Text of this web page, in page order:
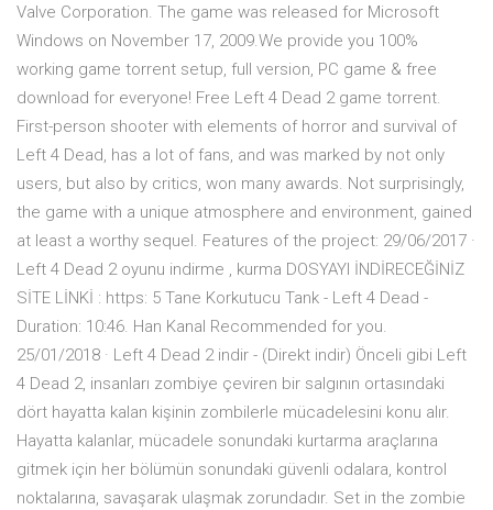
Valve Corporation. The game was released for Microsoft
Windows on November 17, 2009.We provide you 100%
working game torrent setup, full version, PC game & free
download for everyone! Free Left 4 Dead 2 game torrent.
First-person shooter with elements of horror and survival of
Left 4 Dead, has a lot of fans, and was marked by not only
users, but also by critics, won many awards. Not surprisingly,
the game with a unique atmosphere and environment, gained
at least a worthy sequel. Features of the project: 29/06/2017 ·
Left 4 Dead 2 oyunu indirme , kurma DOSYAYI İNDİRECEĞİNİZ
SİTE LİNKİ : https: 5 Tane Korkutucu Tank - Left 4 Dead -
Duration: 10:46. Han Kanal Recommended for you.
25/01/2018 · Left 4 Dead 2 indir - (Direkt indir) Önceli gibi Left
4 Dead 2, insanları zombiye çeviren bir salgının ortasındaki
dört hayatta kalan kişinin zombilerle mücadelesini konu alır.
Hayatta kalanlar, mücadele sonundaki kurtarma araçlarına
gitmek için her bölümün sonundaki güvenli odalara, kontrol
noktalarına, savaşarak ulaşmak zorundadır. Set in the zombie